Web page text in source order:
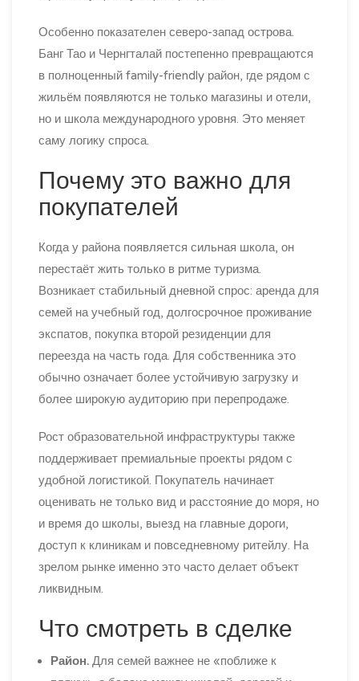
Особенно показателен северо-запад острова.
Банг Тао и Чернгталай постепенно превращаются
в полноценный family-friendly район, где рядом с
жильём появляются не только магазины и отели,
но и школа международного уровня. Это меняет
саму логику спроса.
Почему это важно для
покупателей
Когда у района появляется сильная школа, он
перестаёт жить только в ритме туризма.
Возникает стабильный дневной спрос: аренда для
семей на учебный год, долгосрочное проживание
экспатов, покупка второй резиденции для
переезда на часть года. Для собственника это
обычно означает более устойчивую загрузку и
более широкую аудиторию при перепродаже.
Рост образовательной инфраструктуры также
поддерживает премиальные проекты рядом с
удобной логистикой. Покупатель начинает
оценивать не только вид и расстояние до моря, но
и время до школы, выезд на главные дороги,
доступ к клиникам и повседневному ритейлу. На
зрелом рынке именно это часто делает объект
ликвидным.
Что смотреть в сделке
Район. Для семей важнее не «поближе к